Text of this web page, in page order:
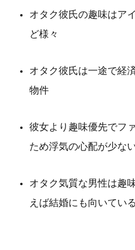
オタク彼氏の趣味はア
ど様々
オタク彼氏は一途で経
物件
彼女より趣味優先でフ
ため浮気の心配が少な
オタク気質な男性は趣
えば結婚にも向いている